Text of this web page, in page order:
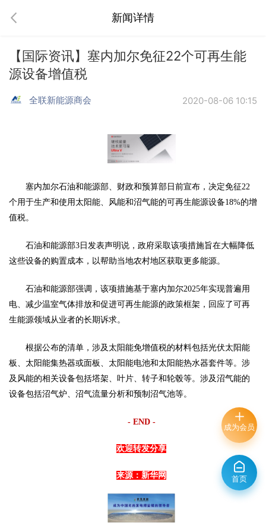
新闻详情
【国际资讯】塞内加尔免征22个可再生能
源设备增值税
全联新能源商会 2020-08-06 10:15
塞内加尔石油和能源部、财政和预算部日前宣布，决定免征22
个用于生产和使用太阳能、风能和沼气能的可再生能源设备18%的增
值税。
石油和能源部3日发表声明说，政府采取该项措施旨在大幅降低
这些设备的购置成本，以帮助当地农村地区获取更多能源。
石油和能源部强调，该项措施基于塞内加尔2025年实现普遍用
电、减少温室气体排放和促进可再生能源的政策框架，回应了可再
生能源领域从业者的长期诉求。
根据公布的清单，涉及太阳能免增值税的材料包括光伏太阳能
板、太阳能集热器或面板、太阳能电池和太阳能热水器套件等。涉
及风能的相关设备包括塔架、叶片、转子和轮毂等。涉及沼气能的
设备包括沼气炉、沼气流量分析和预制沼气池等。
- END -
欢迎转发分享
来源：新华网
成为会员
首页